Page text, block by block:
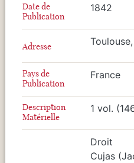
Date de
Publication
1842
Adresse
Pays de
Publication
France
Description
Matérielle
1 vol.
Droit
Cujas